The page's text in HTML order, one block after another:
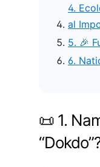
4.
al
5. 🎉
6.
📜 1.